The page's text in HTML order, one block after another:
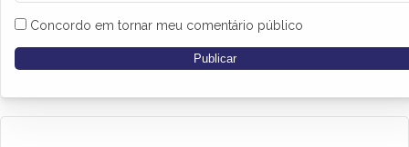
Concordo em tornar meu comentário público